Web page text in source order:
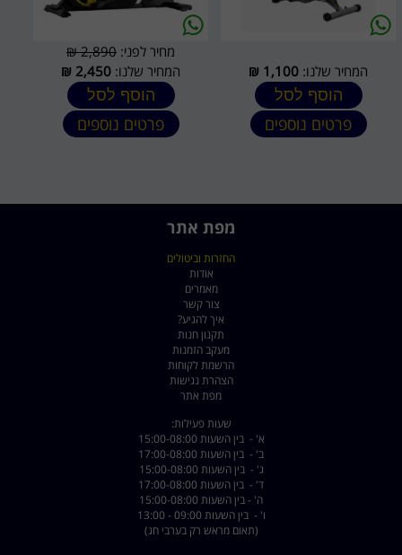
המחיר שלנו: 1,100
₪
הוסף לסל
פרטים נוספים
מחיר לפני: 2,890 ₪
המחיר שלנו: 2,450
₪
הוסף לסל
פרטים נוספים
מפת אתר
החזרות וביטולים
אודות
מאמרים
צור קשר
איך להגיע?
תקנון חנות
מעקב הזמנות
הרשמת לקוחות
הצהרת נגישות
מפת אתר
שעות פעילות:
א' - בין השעות 15:00-08:00
ב' - בין השעות 17:00-08:00
ג' - בין השעות 15:00-08:00
ד' - בין השעות 17:00-08:00
ה' - בין השעות 15:00-08:00
ו' - בין השעות 09:00 - 13:00
(תאום מראש רק בערבי חג)